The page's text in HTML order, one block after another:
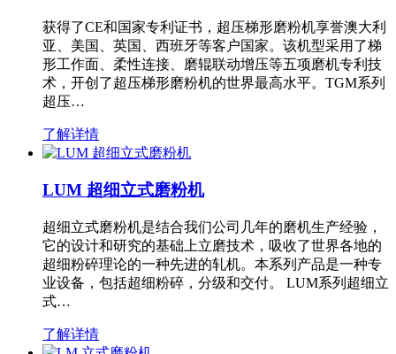
获得了CE和国家专利证书，超压梯形磨粉机享誉澳大利
亚、美国、英国、西班牙等客户国家。该机型采用了梯
形工作面、柔性连接、磨辊联动增压等五项磨机专利技
术，开创了超压梯形磨粉机的世界最高水平。TGM系列
超压…
了解详情
LUM 超细立式磨粉机
超细立式磨粉机是结合我们公司几年的磨机生产经验，
它的设计和研究的基础上立磨技术，吸收了世界各地的
超细粉碎理论的一种先进的轧机。本系列产品是一种专
业设备，包括超细粉碎，分级和交付。 LUM系列超细立
式…
了解详情